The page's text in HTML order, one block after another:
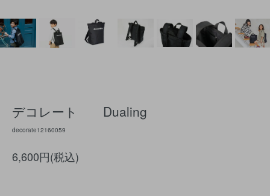
デコレート Dualing
decorate12160059
6,600円(税込)